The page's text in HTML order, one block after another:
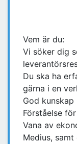
Vem är du:
Vi söker dig
Du ska ha
gärna i en
God
Förståelse
Vana av
Medius,